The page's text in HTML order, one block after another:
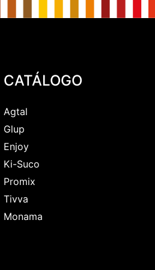
Peso Palete
CATÁLOGO
Agtal
Glup
Enjoy
Ki-Suco
Promix
Tivva
Monama